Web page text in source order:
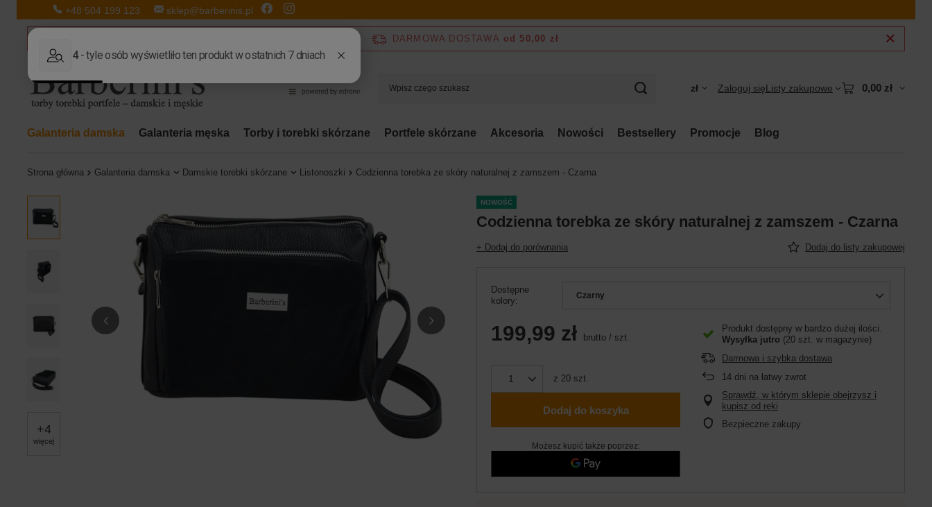
+48 504 199 123 sklep@barberinis.pl
DARMOWA DOSTAWA od 50,00 zł
zł Zaloguj sięListy zakupowe 0,00 zł
Galanteria damska Galanteria męska Torby i torebki skórzane Portfele skórzane Akcesoria Nowości Bestsellery Promocje Blog
Strona główna Galanteria damska Damskie torebki skórzane Listonoszki Codzienna torebka ze skóry naturalnej z zamszem - Czarna
+4
więcej
NOWOŚĆ
Codzienna torebka ze skóry naturalnej z zamszem - Czarna
+ Dodaj do porównania Dodaj do listy zakupowej
Dostępne
kolory
Czarny
199,99 zł brutto / szt.
z 20 szt.
Dodaj do koszyka
Możesz kupić także poprzez:
Produkt dostępny w bardzo dużej ilości
Wysyłka jutro (20 szt. w magazynie)
Darmowa i szybka dostawa
14 dni na łatwy zwrot
Sprawdź, w którym sklepie obejrzysz i
kupisz od ręki
Bezpieczne zakupy